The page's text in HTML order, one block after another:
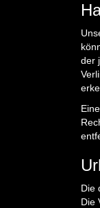
der
Die
Die